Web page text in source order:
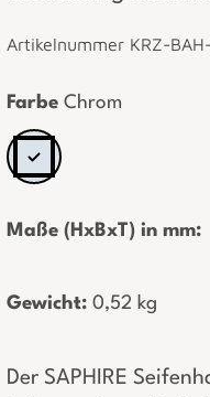
Artikelnummer KRZ-
Farbe Chrom
Maße (HxBxT) in mm:
Gewicht: ­0,52 kg
Der SAPHIRE